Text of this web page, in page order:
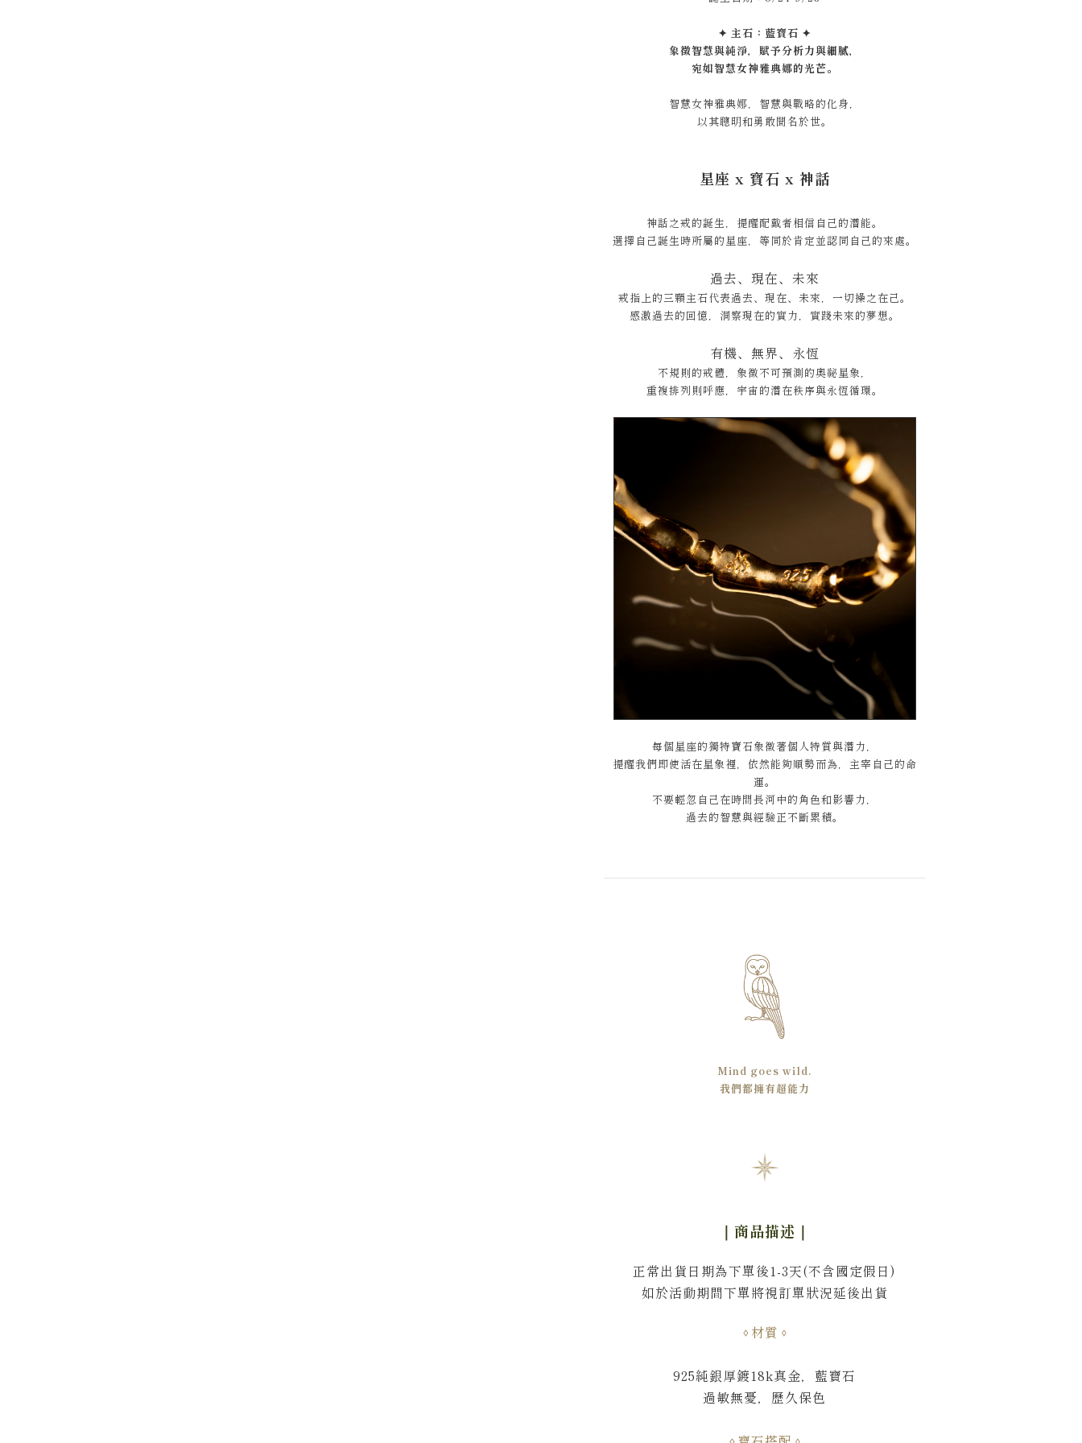
✦ 主石：藍寶石 ✦
象徵智慧與純淨，賦予分析力與細膩，
宛如智慧女神雅典娜的光芒。
智慧女神雅典娜，智慧與戰略的化身，
以其聰明和勇敢聞名於世。
星座 x 寶石 x 神話
神話之戒的誕生，提醒配戴者相信自己的潛能。
選擇自己誕生時所屬的星座，等同於肯定並認同自己的來處。
過去、現在、未來
戒指上的三顆主石代表過去、現在、未來，一切操之在己。
感激過去的回憶，洞察現在的實力，實踐未來的夢想。
有機、無界、永恆
不規則的戒體，象徵不可預測的奧祕星象，
重複排列則呼應，宇宙的潛在秩序與永恆循環。
每個星座的獨特寶石象徵著個人特質與潛力，
提醒我們即使活在星象裡，依然能夠順勢而為，主宰自己的命
運。
不要輕忽自己在時間長河中的角色和影響力，
過去的智慧與經驗正不斷累積。
Mind goes wild.
我們都擁有超能力
｜商品描述 ｜
正常出貨日期為下單後1-3天(不含國定假日)
如於活動期間下單將視訂單狀況延後出貨
材質
925純銀厚鍍18k真金，藍寶石
過敏無憂，歷久保色